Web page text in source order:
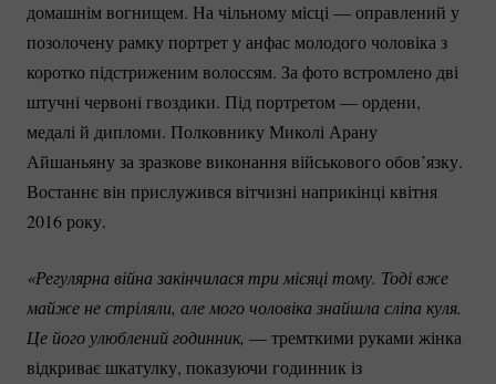
домашнім вогнищем. На чільному місці — оправлений у
позолочену рамку портрет у анфас молодого чоловіка з
коротко підстриженим волоссям. За фото встромлено дві
штучні червоні гвоздики. Під портретом — ордени,
медалі й дипломи. Полковнику Миколі Арану
Айшаньяну за зразкове виконання військового обов’язку.
Востаннє він прислужився вітчизні наприкінці квітня
2016 року.
«Регулярна війна закінчилася три місяці тому. Тоді вже
майже не стріляли, але мого чоловіка знайшла сліпа куля.
Це його улюблений годинник, — тремткими руками жінка
відкриває шкатулку, показуючи годинник із